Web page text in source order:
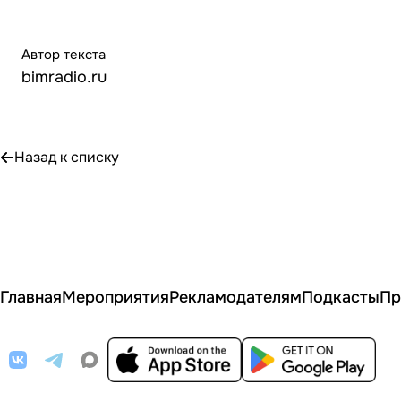
Автор текста
bimradio.ru
Назад к списку
ГлавнаяМероприятияРекламодателямПодкасты